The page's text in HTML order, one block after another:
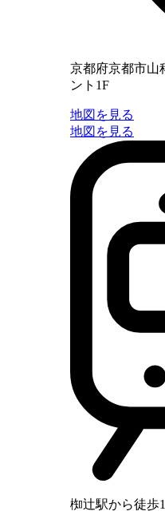
京都府京都市山
ント1F
地図を見る
地図を見る
椥辻駅から徒歩